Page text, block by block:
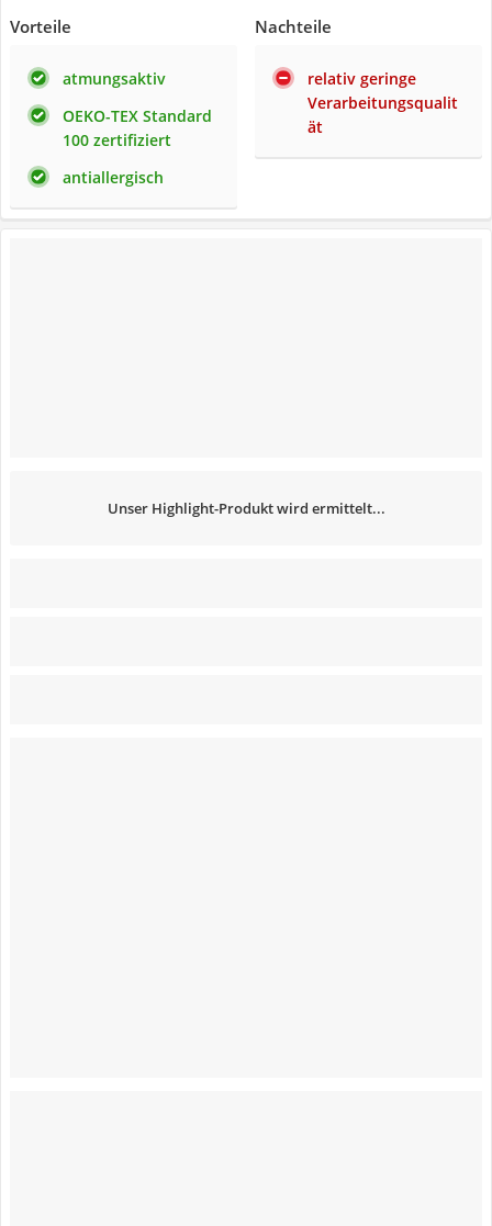
Vorteile
atmungsaktiv
OEKO-TEX Standard
100 zertifiziert
antiallergisch
Nachteile
relativ geringe
Verarbeitungsqualit
ät
Unser Highlight-Produkt wird ermittelt...